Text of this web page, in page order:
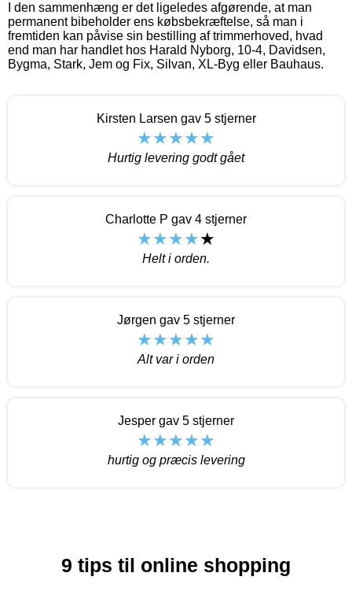
I den sammenhæng er det ligeledes afgørende, at man
permanent bibeholder ens købsbekræftelse, så man i
fremtiden kan påvise sin bestilling af trimmerhoved, hvad
end man har handlet hos Harald Nyborg, 10-4, Davidsen,
Bygma, Stark, Jem og Fix, Silvan, XL-Byg eller Bauhaus.
Kirsten Larsen gav 5 stjerner
Hurtig levering godt gået
Charlotte P gav 4 stjerner
Helt i orden.
Jørgen gav 5 stjerner
Alt var i orden
Jesper gav 5 stjerner
hurtig og præcis levering
9 tips til online shopping